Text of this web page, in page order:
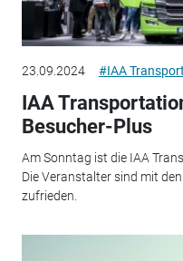
23.09.2024 #IAA
IAA
Besucher-Plus
Am Sonntag ist die IAA
Die Veranstalter sind mit
zufrieden.